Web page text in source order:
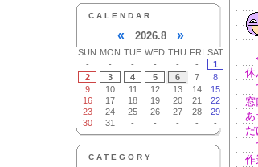
CALENDAR
« 2026.8 »
SUN MON TUE WED THU FRI SAT
-
- - - - -
1
2
3 4 5 6 7
8
9
10 11 12 13 14
15
16
17 18 19 20 21
22
23
24 25 26 27 28
29
30
31 - - - - -
CATEGORY
休
あ
作